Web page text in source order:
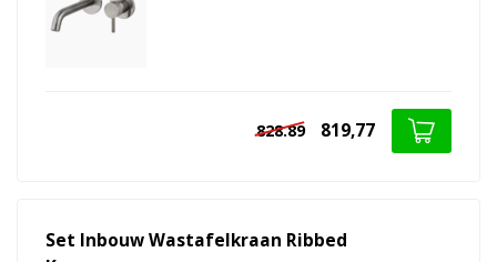
828.89 819,77
Set Inbouw Wastafelkraan Ribbed